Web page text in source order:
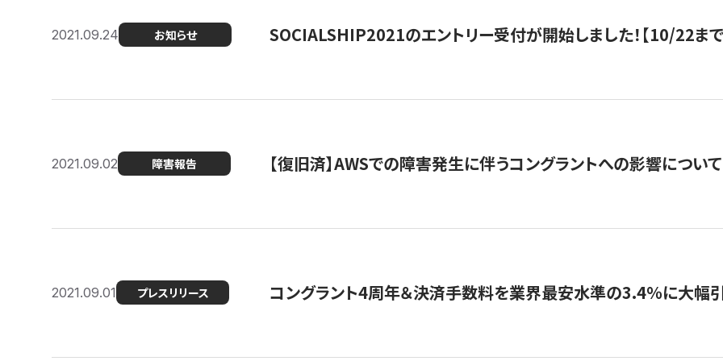
2021.09.24 お知らせ SOCIALSHIP2021のエントリー受付が開始しました！【10/22まで
2021.09.02 障害報告 【復旧済】AWSでの障害発生に伴うコングラントへの影響について
2021.09.01 プレスリリース コングラント4周年＆決済手数料を業界最安水準の3.4％に大幅